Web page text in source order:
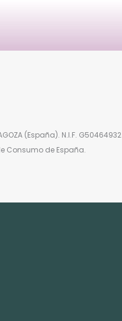
(España). N.I.F.
Consumo de España.